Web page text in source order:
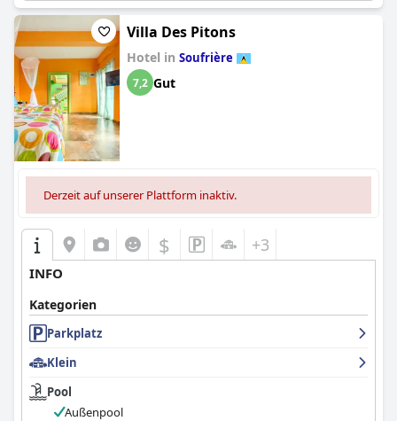
Villa Des Pitons
Hotel in Soufrière
7,2 Gut
Derzeit auf unserer Plattform inaktiv.
$ +3
INFO
Kategorien
Parkplatz
Klein
Pool
Außenpool